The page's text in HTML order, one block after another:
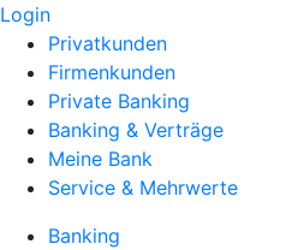
Login
Privatkunden
Firmenkunden
Private Banking
Banking & Verträge
Meine Bank
Service & Mehrwerte
Banking